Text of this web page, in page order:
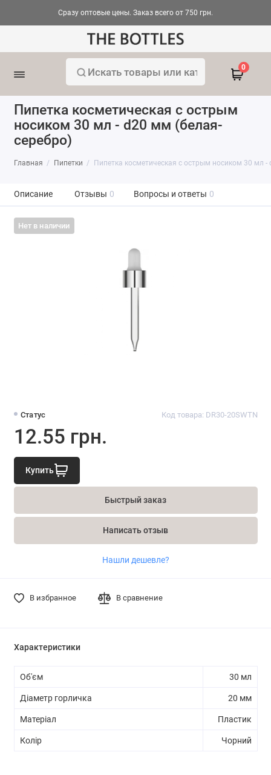
Сразу оптовые цены. Заказ всего от 750 грн.
0
Пипетка косметическая с острым
носиком 30 мл - d20 мм (белая-
серебро)
Главная Пипетки Пипетка косметическая с острым носиком 30 мл -
Описание Отзывы 0 Вопросы и ответы 0
Нет в наличии
Статус Код товара: DR30-20SWTN
12.55 грн.
Купить
Быстрый заказ
Написать отзыв
Нашли дешевле?
В избранное В сравнение
Характеристики
Об'єм 30 мл
Діаметр горличка 20 мм
Матеріал Пластик
Колір Чорний